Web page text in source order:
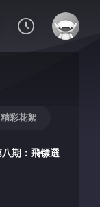
精彩花絮
期：飛镖選